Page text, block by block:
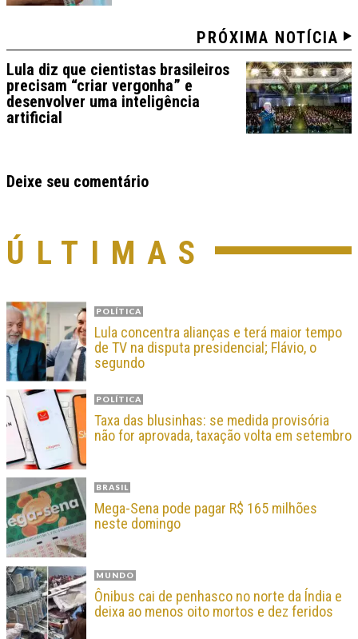
PRÓXIMA NOTÍCIA
Lula diz que cientistas brasileiros
precisam “criar vergonha” e
desenvolver uma inteligência
artificial
Deixe seu comentário
ÚLTIMAS
POLÍTICA
Lula concentra alianças e terá maior tempo
de TV na disputa presidencial; Flávio, o
segundo
POLÍTICA
Taxa das blusinhas: se medida provisória
não for aprovada, taxação volta em setembro
BRASIL
Mega-Sena pode pagar R$ 165 milhões
neste domingo
MUNDO
Ônibus cai de penhasco no norte da Índia e
deixa ao menos oito mortos e dez feridos